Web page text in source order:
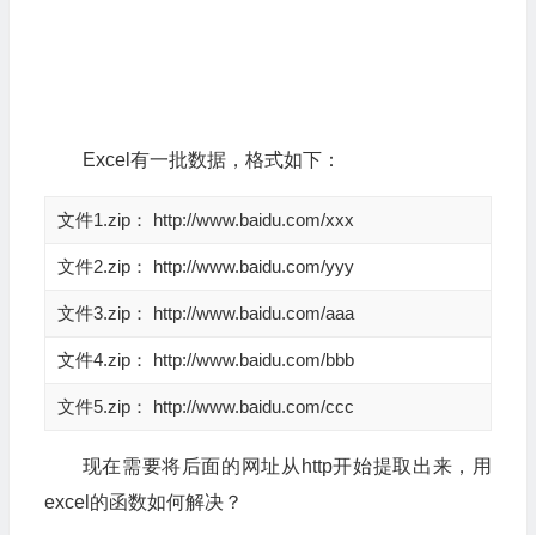
Excel有一批数据，格式如下：
文件1.zip： http://www.baidu.com/xxx
文件2.zip： http://www.baidu.com/yyy
文件3.zip： http://www.baidu.com/aaa
文件4.zip： http://www.baidu.com/bbb
文件5.zip： http://www.baidu.com/ccc
现在需要将后面的网址从http开始提取出来，用
excel的函数如何解决？